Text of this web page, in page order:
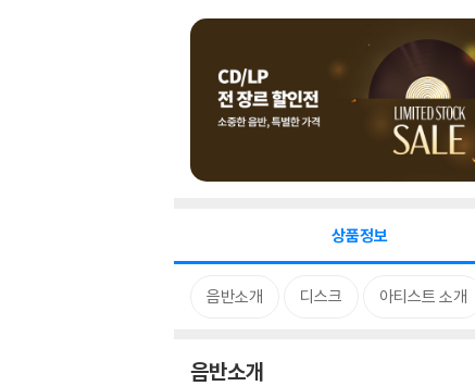
상품정보
음반소개 디스크 아티스트 소개
음반소개